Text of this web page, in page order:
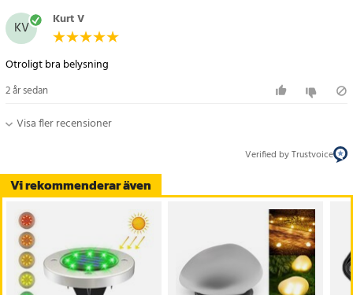
Vi rekommenderar även
KV Kurt V
Otroligt bra belysning
2 år sedan
Visa fler recensioner
Verified by Trustvoice